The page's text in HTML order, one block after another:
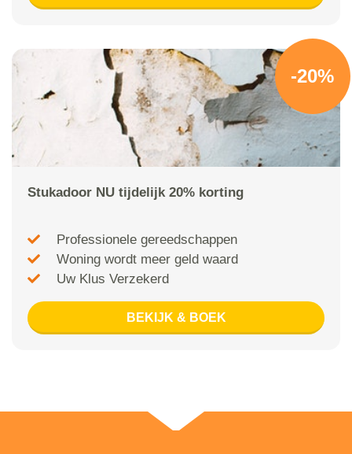
-20%
Stukadoor NU tijdelijk 20% korting
Professionele gereedschappen
Woning wordt meer geld waard
Uw Klus Verzekerd
BEKIJK & BOEK